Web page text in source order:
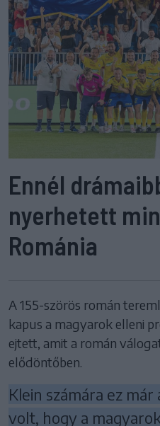
Ennél
nyerhetett
Románia
A 155-szörös román
kapus a magyarok elleni
ejtett, amit a román
elődöntőben.
Klein számára ez
volt, hogy a